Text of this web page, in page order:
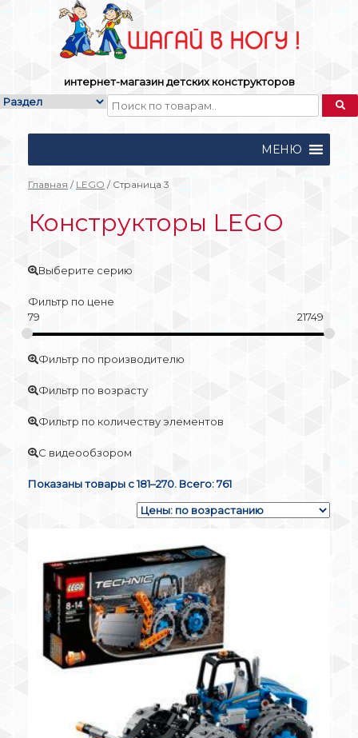
интернет-магазин детских конструкторов
МЕНЮ
Главная / LEGO / Страница 3
Конструкторы LEGO
Выберите серию
Фильтр по цене
79
21749
Фильтр по производителю
Фильтр по возрасту
Фильтр по количеству элементов
С видеообзором
Показаны товары с 181–270. Всего: 761